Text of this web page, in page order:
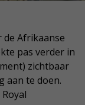
Afrikaanse
pas verder in
zichtbaar
aan te doen.